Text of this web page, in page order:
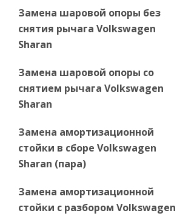
Замена шаровой опоры без
снятия рычага Volkswagen
Sharan
Замена шаровой опоры со
снятием рычага Volkswagen
Sharan
Замена амортизационной
стойки в сборе Volkswagen
Sharan (пара)
Замена амортизационной
стойки с разбором Volkswagen